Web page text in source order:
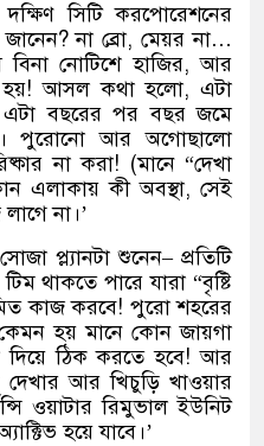
দক্ষিণ সিটি করপোরেশনের
?না ব্রো,মেয়র না…
নোটিশে হাজির,আর
!আসল কথা হলো, এটা
এটা বছরের পর বছর জমে
পুরোনো আর অগোছালো
না করা! (মানে“দেখা
এলাকায় কী অবস্থা, সেই
না।’
প্ল্যানটা শুনেন–প্রতিটি
টিম থাকতে পারে যারা“বৃষ্টি
কাজ করবে! পুরো শহরের
হয় মানে কোন জায়গা
দিয়ে ঠিক করতে হবে!আর
আর খিচুড়ি খাওয়ার
ওয়াটার রিমুভাল ইউনিট
হয়ে যাবে।’